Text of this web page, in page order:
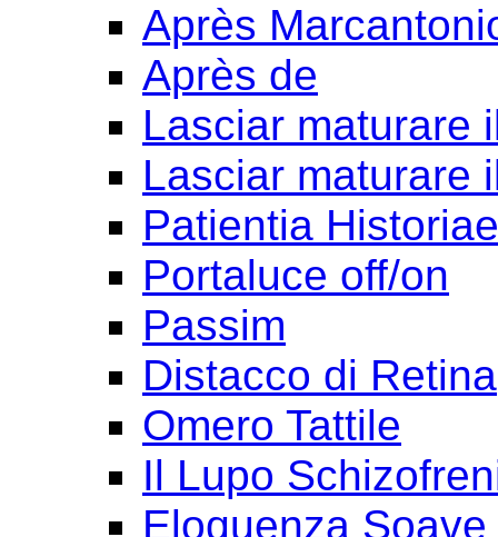
Après
Après de
Lasciar maturare
Lasciar maturare
Patientia Historiae
Portaluce off/on
Passim
Distacco di Retina
Omero Tattile
Il Lupo
Eloquenza Soave